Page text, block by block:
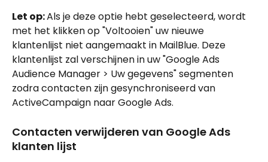
Let op: Als je deze optie hebt geselecteerd, wordt
met het klikken op "Voltooien" uw nieuwe
klantenlijst niet aangemaakt in MailBlue. Deze
klantenlijst zal verschijnen in uw "Google Ads
Audience Manager > Uw gegevens" segmenten
zodra contacten zijn gesynchroniseerd van
ActiveCampaign naar Google Ads.
Contacten verwijderen van Google Ads
klanten lijst